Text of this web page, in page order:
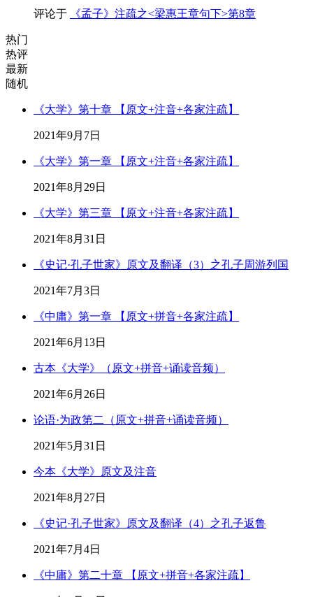
评论于 《孟子》注疏之<梁惠王章句下>第8章
热门
热评
最新
随机
《大学》第十章 【原文+注音+各家注疏】
2021年9月7日
《大学》第一章 【原文+注音+各家注疏】
2021年8月29日
《大学》第三章 【原文+注音+各家注疏】
2021年8月31日
《史记·孔子世家》原文及翻译（3）之孔子周游列国
2021年7月3日
《中庸》第一章 【原文+拼音+各家注疏】
2021年6月13日
古本《大学》（原文+拼音+诵读音频）
2021年6月26日
论语·为政第二（原文+拼音+诵读音频）
2021年5月31日
今本《大学》原文及注音
2021年8月27日
《史记·孔子世家》原文及翻译（4）之孔子返鲁
2021年7月4日
《中庸》第二十章 【原文+拼音+各家注疏】